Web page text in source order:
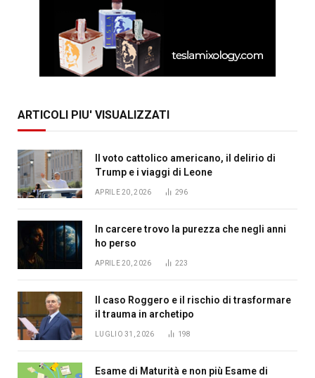
ARTICOLI PIU' VISUALIZZATI
Il voto cattolico americano, il delirio di
Trump e i viaggi di Leone
APRILE 20, 2026 296
In carcere trovo la purezza che negli anni
ho perso
APRILE 20, 2026 223
Il caso Roggero e il rischio di trasformare
il trauma in archetipo
LUGLIO 31, 2026 198
Esame di Maturità e non più Esame di